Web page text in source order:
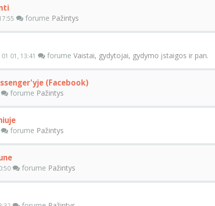
forume Pažintys
01, 13:41 forume Vaistai, gydytojai, gydymo įstaigos ir pan.
(Facebook)
forume Pažintys
forume Pažintys
forume Pažintys